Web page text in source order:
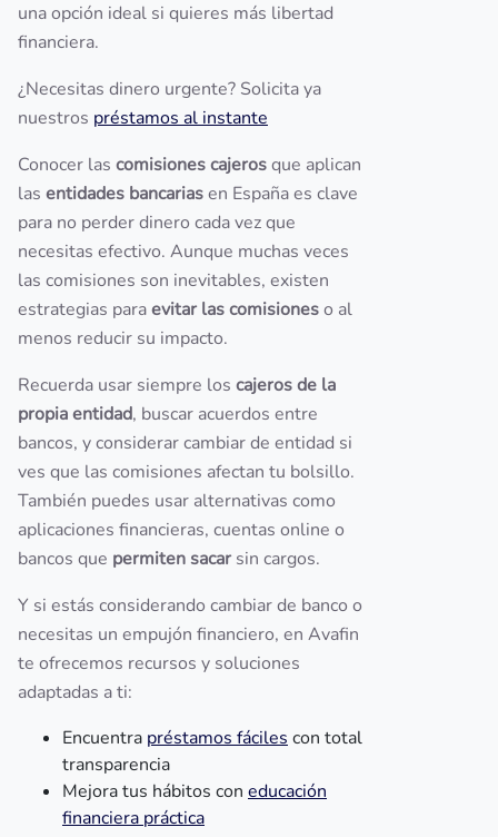
una opción ideal si quieres más libertad
financiera.
¿Necesitas dinero urgente? Solicita ya
nuestros préstamos al instante
Conocer las comisiones cajerosque aplican
las entidades bancariasen España es clave
para no perder dinero cada vez que
necesitas efectivo. Aunque muchas veces
las comisiones son inevitables, existen
estrategias paraevitar las comisioneso al
menos reducir su impacto.
Recuerda usar siempre los cajeros de la
propia entidad, buscar acuerdos entre
bancos, y considerar cambiar de entidad si
ves que las comisiones afectan tu bolsillo.
También puedes usar alternativas como
aplicaciones financieras, cuentas online o
bancos que permiten sacarsin cargos.
Y si estás considerando cambiar de banco o
necesitas un empujón financiero, en Avafin
te ofrecemos recursos y soluciones
adaptadas a ti:
Encuentra préstamos fáciles con total
transparencia
Mejora tus hábitos con educación
financiera práctica